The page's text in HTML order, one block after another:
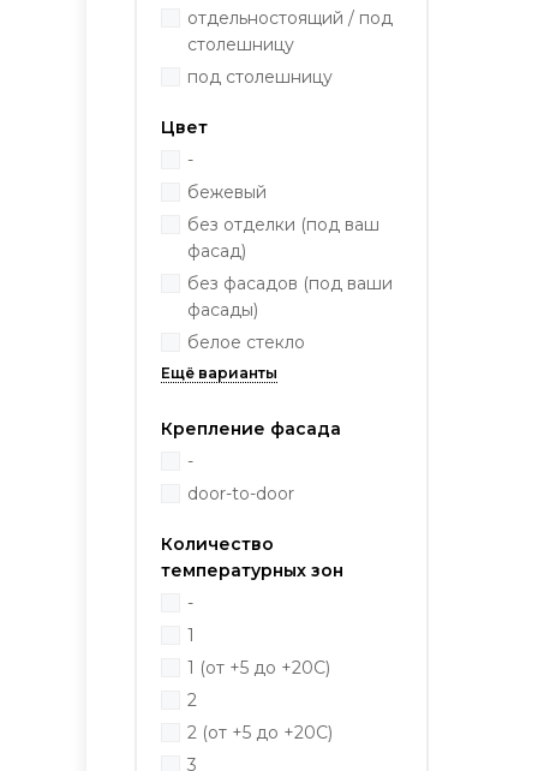
отдельностоящий / под
столешницу
под столешницу
Цвет
-
бежевый
без отделки (под ваш
фасад)
без фасадов (под ваши
фасады)
белое стекло
Крепление фасада
-
door-to-door
Количество
температурных зон
-
1
1 (от +5 до +20С)
2
2 (от +5 до +20С)
3